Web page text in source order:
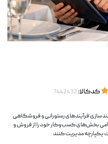
کدکالا:
فرآیندهای رستورانی و فروشگاهی
بخش‌های کسب‌وکار خود را از فروش و
یکپارچه مدیریت کنند